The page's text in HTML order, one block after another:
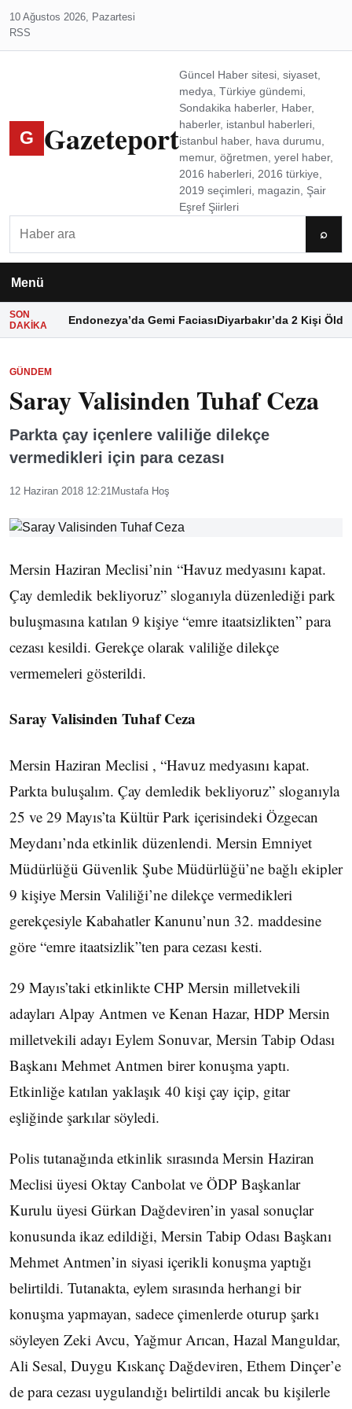
10 Ağustos 2026, Pazartesi
RSS
G Gazeteport
Güncel Haber sitesi, siyaset,
medya, Türkiye gündemi,
Sondakika haberler, Haber,
haberler, istanbul haberleri,
istanbul haber, hava durumu,
memur, öğretmen, yerel haber,
2016 haberleri, 2016 türkiye,
2019 seçimleri, magazin, Şair
Eşref Şiirleri
⌕
Menü
SON
DAKIKA
Endonezya’da Gemi FaciasıDiyarbakır’da 2 Kişi Öldü
GÜNDEM
Saray Valisinden Tuhaf Ceza
Parkta çay içenlere valiliğe dilekçe
vermedikleri için para cezası
12 Haziran 2018 12:21Mustafa Hoş
Mersin Haziran Meclisi’nin “Havuz medyasını kapat.
Çay demledik bekliyoruz” sloganıyla düzenlediği park
buluşmasına katılan 9 kişiye “emre itaatsizlikten” para
cezası kesildi. Gerekçe olarak valiliğe dilekçe
vermemeleri gösterildi.
Saray Valisinden Tuhaf Ceza
Mersin Haziran Meclisi , “Havuz medyasını kapat.
Parkta buluşalım. Çay demledik bekliyoruz” sloganıyla
25 ve 29 Mayıs’ta Kültür Park içerisindeki Özgecan
Meydanı’nda etkinlik düzenlendi. Mersin Emniyet
Müdürlüğü Güvenlik Şube Müdürlüğü’ne bağlı ekipler
9 kişiye Mersin Valiliği’ne dilekçe vermedikleri
gerekçesiyle Kabahatler Kanunu’nun 32. maddesine
göre “emre itaatsizlik”ten para cezası kesti.
29 Mayıs’taki etkinlikte CHP Mersin milletvekili
adayları Alpay Antmen ve Kenan Hazar, HDP Mersin
milletvekili adayı Eylem Sonuvar, Mersin Tabip Odası
Başkanı Mehmet Antmen birer konuşma yaptı.
Etkinliğe katılan yaklaşık 40 kişi çay içip, gitar
eşliğinde şarkılar söyledi.
Polis tutanağında etkinlik sırasında Mersin Haziran
Meclisi üyesi Oktay Canbolat ve ÖDP Başkanlar
Kurulu üyesi Gürkan Dağdeviren’in yasal sonuçlar
konusunda ikaz edildiği, Mersin Tabip Odası Başkanı
Mehmet Antmen’in siyasi içerikli konuşma yaptığı
belirtildi. Tutanakta, eylem sırasında herhangi bir
konuşma yapmayan, sadece çimenlerde oturup şarkı
söyleyen Zeki Avcu, Yağmur Arıcan, Hazal Manguldar,
Ali Sesal, Duygu Kıskanç Dağdeviren, Ethem Dinçer’e
de para cezası uygulandığı belirtildi ancak bu kişilerle